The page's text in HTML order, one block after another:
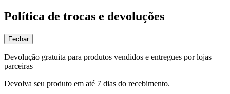
Política de trocas e devoluções
Fechar
Devolução gratuita para produtos vendidos e entregues por lojas
parceiras
Devolva seu produto em até 7 dias do recebimento.